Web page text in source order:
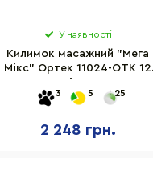
У наявності
Килимок масажний "Мега
Мікс" Ортек 11024-OTK 12
3 5 25
2 248 грн.